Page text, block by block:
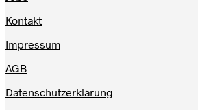
Kontakt
Impressum
AGB
Datenschutzerklärung